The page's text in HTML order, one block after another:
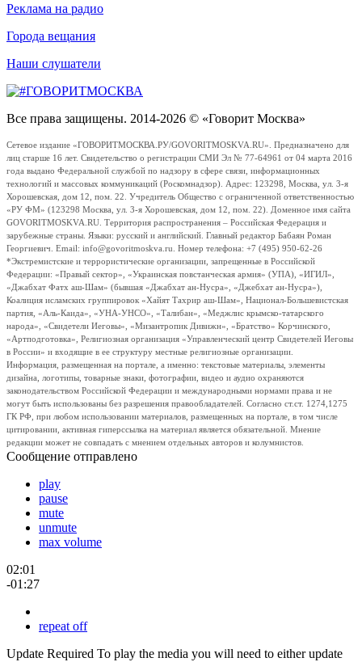
Реклама на радио
Города вещания
Наши слушатели
Все права защищены. 2014-2026 © «Говорит Москва»
Сетевое издание «ГОВОРИТМОСКВА.РУ/GOVORITMOSKVA.RU». Предназначено для
лиц старше 16 лет. Свидетельство о регистрации СМИ Эл № 77-64961 от 04 марта 2016
года выдано Федеральной службой по надзору в сфере связи, информационных
технологий и массовых коммуникаций (Роскомнадзор). Адрес: 123298, Москва, ул. 3-я
Хорошевская, дом 12, пом. 22. Учредитель Общество с ограниченной ответственностью
«РУ ФМ» (123298 Москва, ул. 3-я Хорошевская, дом 12, пом. 22). Доменное имя сайта
GOVORITMOSKVA.RU. Территория распространения – Российская Федерация и
зарубежные страны. Языки: русский и английский. Главный редактор Бабаян Роман
Георгиевич. Email: info@govoritmoskva.ru. Номер телефона: +7 (495) 950-62-26
*Экстремистские и террористические организации, запрещенные в Российской
Федерации: «Правый сектор», «Украинская повстанческая армия» (УПА), «ИГИЛ»,
«Джабхат Фатх аш-Шам» (бывшая «Джабхат ан-Нусра», «Джебхат ан-Нусра»),
Коалиция исламских группировок «Хайят Тахрир аш-Шам», Национал-Большевистская
партия, «Аль-Каида», «УНА-УНСО», «Талибан», «Меджлис крымско-татарского
народа», «Свидетели Иеговы», «Мизантропик Дивижн», «Братство» Корчинского,
«Артподготовка», Религиозная организация «Управленческий центр Свидетелей Иеговы
в России» и входящие в ее структуру местные религиозные организации.
Информация, размещенная на портале, а именно: текстовые материалы, элементы
дизайна, логотипы, товарные знаки, фотографии, видео и аудио охраняются
законодательством Российской Федерации и международными нормами права и не
могут быть использованы без разрешения правообладателей. Согласно ст.ст. 1274,1275
ГК РФ, при любом использовании материалов, размещенных на портале, в том числе
цитировании, активная гиперссылка на материал является обязательной. Мнение
редакции может не совпадать с мнением отдельных авторов и колумнистов.
Сообщение отправлено
play
pause
mute
unmute
max volume
02:01
-01:27
repeat off
Update Required To play the media you will need to either update